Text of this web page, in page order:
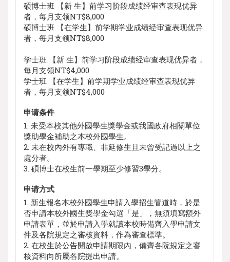
硕博士班 【新 生】前学习阶段成绩经审查表现优异
者，每月支领NT$8,000
硕博士班 【在学生】前学期学业成绩经审查表现优异
者，每月支领NT$8,000
学士班 【新 生】前学习阶段成绩经审查表现优异者，
每月支领NT$4,000
学士班 【在学生】前学期学业成绩经审查表现优异
者，每月支领NT$4,000
申请条件
1. 未受本校其他外國學生獎學金或我國政府相關單位
獎助學金補助之本校外國學生。
2. 未在校內外有專職、非延修生且未曾受記過以上之
處分者。
3. 碩博士在校生前一學期至少修習3學分。
申请方式
1. 新生報名本校外國學生申請入學招生管道時，於是
否申請本校外國生獎學金勾選「是」，無須填寫額外
申請表單，並於申請入學就讀本校時備齊入學申請文
件及各院規定之審核資料，作為審查標準。
2. 在校生於公告開放申請期限內，備齊各院規定之審
核資料向所屬各院提出申請。